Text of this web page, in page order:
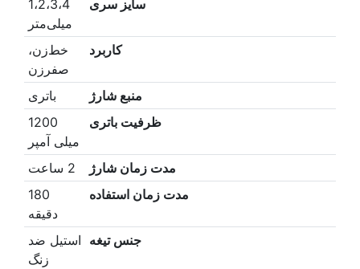
سایز سری
1،2،3،4
میلی‌متر
کاربرد
خط‌زن،
صفرزن
منبع شارژ
باتری
ظرفیت باتری
1200
میلی آمپر
مدت زمان شارژ
2 ساعت
مدت زمان استفاده
180
دقیقه
جنس تیغه استیل ضد
زنگ